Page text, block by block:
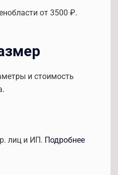
от 3500 ₽.
и стоимость
лиц и ИП. Подробнее